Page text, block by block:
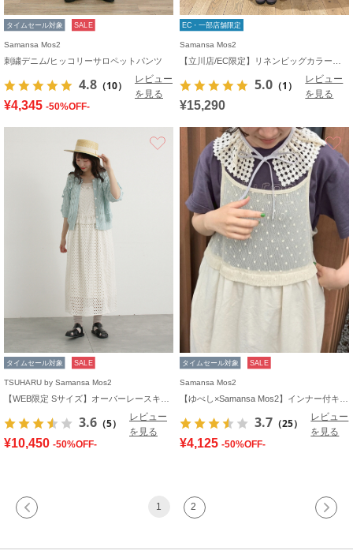
タイムセール対象 SALE
Samansa Mos2
刺繍デニム/ヒッコリーサロペットパンツ
4.8 （10）
レビュー
を見る
¥4,345 -50%OFF-
EC・一部店舗限定
Samansa Mos2
5.0 （1）
レビュー
を見る
¥15,290
お気に入り
タイムセール対象 SALE
TSUHARU by Samansa Mos2
3.6 （5）
レビュー
を見る
¥10,450 -50%OFF-
タイムセール対象 SALE
Samansa Mos2
3.7 （25）
レビュー
を見る
¥4,125 -50%OFF-
1 2